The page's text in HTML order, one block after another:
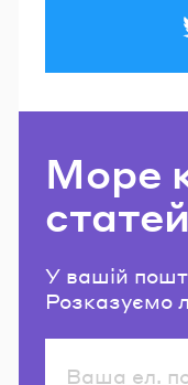
Море
У вашій
Розказуємо